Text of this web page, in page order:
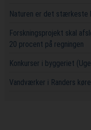
Naturen er det stærkeste
Forskningsprojekt skal
20 procent på regningen
Konkurser i byggeriet
Vandværker i Randers